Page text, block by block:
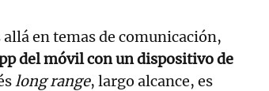
en temas de comunicación,
del móvil con un dispositivo de
long range, largo alcance, es